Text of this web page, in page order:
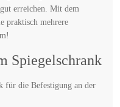
erreichen. Mit dem
praktisch mehrere
Spiegelschrank
für die Befestigung an der